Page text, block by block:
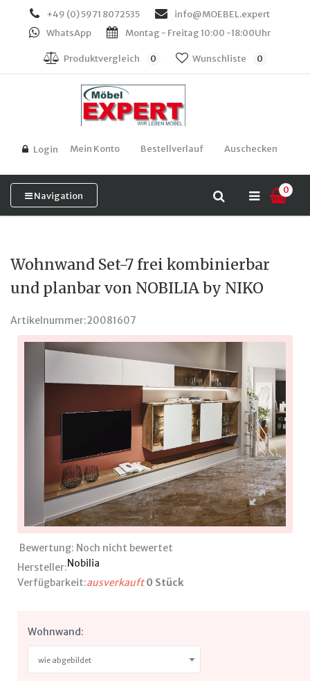
+49 (0) 5971 8072535
info@MOEBEL.expert
WhatsApp
Montag - Freitag 10:00 -18:00Uhr
Produktvergleich 0 Wunschliste 0
Login Mein Konto Bestellverlauf Auschecken
Navigation
0
Wohnwand Set-7 frei kombinierbar
und planbar von NOBILIA by NIKO
Artikelnummer:20081607
Bewertung: Noch nicht bewertet
Hersteller:Nobilia
Verfügbarkeit:ausverkauft 0 Stück
Wohnwand:
wie abgebildet